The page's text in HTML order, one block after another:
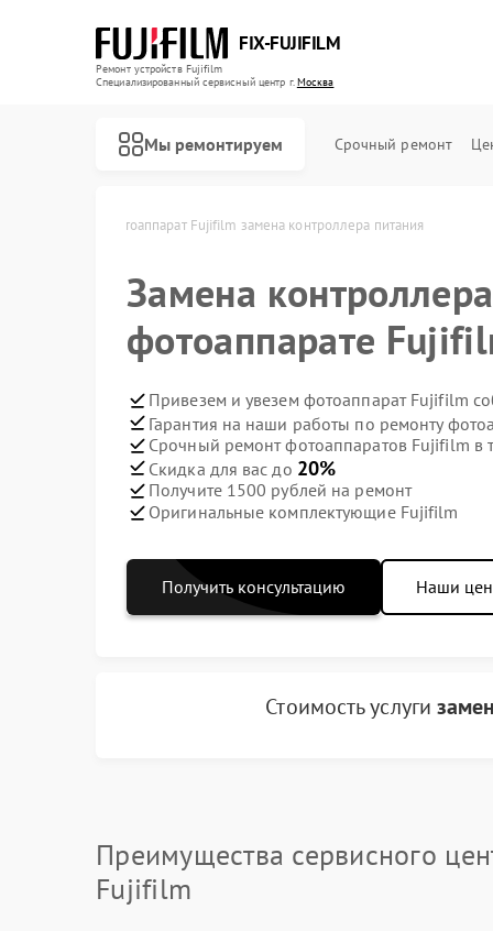
FIX-FUJIFILM
Ремонт устройств Fujifilm
Специализированный cервисный центр г.Москва
Мы ремонтируем Срочный ремонт
Фотоаппарат Fujifilm замена контроллера питания
Замена
фотоаппарате
Привезем и увезем фотоаппарат Fujifilm
Гарантия на наши работы по ремонту
Срочный ремонт фотоаппаратов Fujifilm в
Скидка для вас до 20%
Получите 1500 рублей на ремонт
Оригинальные комплектующие Fujifilm
Получить консультацию Наши
Стоимость услуги
Преимущества сервисного
Fujifilm